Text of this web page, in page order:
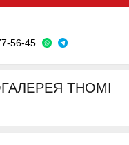
56-45
THOMI